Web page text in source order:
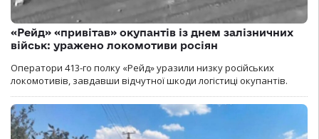
«Рейд» «привітав» окупантів із днем залізничних
військ: уражено локомотиви росіян
Оператори 413-го полку «Рейд» уразили низку російських
локомотивів, завдавши відчутної шкоди логістиці окупантів.